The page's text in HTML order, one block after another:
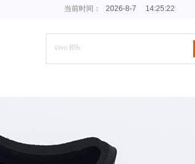
2026-8-7 14:25:23
当前时间：